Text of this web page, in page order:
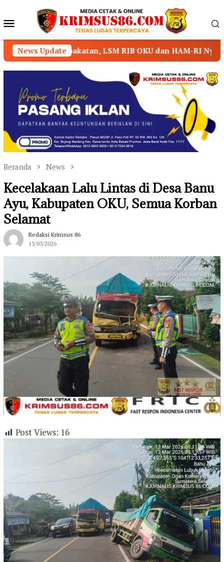
konten Menu
Mobile
News Update
LSM RIB OKU dan HAM-RI Nyatakan Mundur dari
Beranda News
Kecelakaan Lalu Lintas di Desa Banu
Ayu, Kabupaten OKU, Semua Korban
Selamat
Redaksi Krimsus 86
13/03/2026
Post Views: 16